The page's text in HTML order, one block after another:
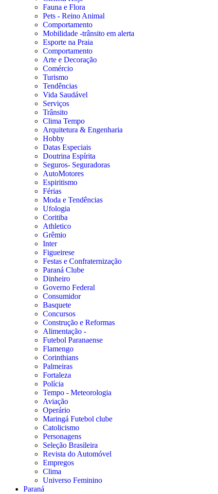
Fauna e Flora
Pets - Reino Animal
Comportamento
Mobilidade -trânsito em alerta
Esporte na Praia
Comportamento
Arte e Decoração
Comércio
Turismo
Tendências
Vida Saudável
Serviços
Trânsito
Clima Tempo
Arquitetura & Engenharia
Hobby
Datas Especiais
Doutrina Espírita
Seguros- Seguradoras
AutoMotores
Espiritismo
Férias
Moda e Tendências
Ufologia
Coritiba
Athletico
Grêmio
Inter
Figueirese
Festas e Confraternização
Paraná Clube
Dinheiro
Governo Federal
Consumidor
Basquete
Concursos
Construção e Reformas
Alimentação -
Futebol Paranaense
Flamengo
Corinthians
Palmeiras
Fortaleza
Polícia
Tempo - Meteorologia
Aviação
Operário
Maringá Futebol clube
Catolicismo
Personagens
Seleção Brasileira
Revista do Automóvel
Empregos
Clima
Universo Feminino
Paraná